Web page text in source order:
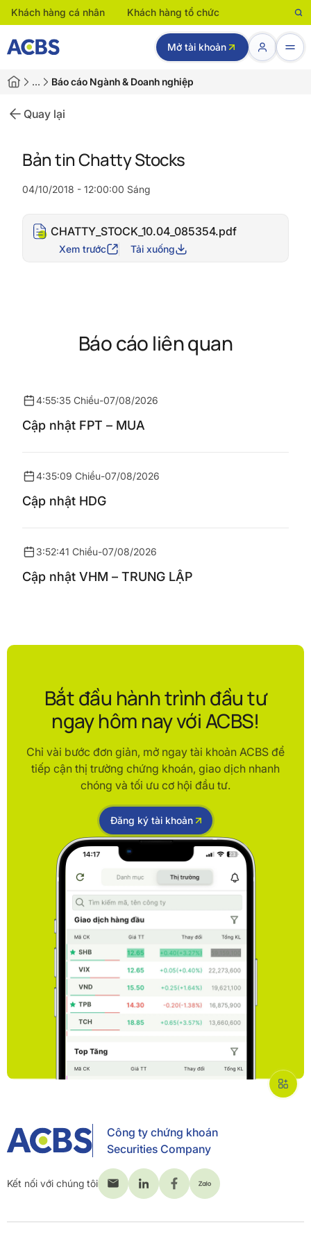
Khách hàng cá nhân Khách hàng tổ chức
Mở tài khoản
… Báo cáo Ngành & Doanh nghiệp
Quay lại
Bản tin Chatty Stocks
04/10/2018 - 12:00:00 Sáng
CHATTY_STOCK_10.04_085354.pdf
Xem trước Tải xuống
Báo cáo liên quan
4:55:35 Chiều-07/08/2026
Cập nhật FPT – MUA
4:35:09 Chiều-07/08/2026
Cập nhật HDG
3:52:41 Chiều-07/08/2026
Cập nhật VHM – TRUNG LẬP
Bắt đầu hành trình đầu tư
ngay hôm nay với ACBS!
Chỉ vài bước đơn giản, mở ngay tài khoản ACBS để
tiếp cận thị trường chứng khoán, giao dịch nhanh
chóng và tối ưu cơ hội đầu tư.
Đăng ký tài khoản
Công ty chứng khoán
Securities Company
Kết nối với chúng tôi